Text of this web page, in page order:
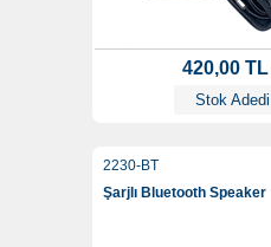
420,00
Stok
2230-BT
Şarjlı Bluetooth Speaker